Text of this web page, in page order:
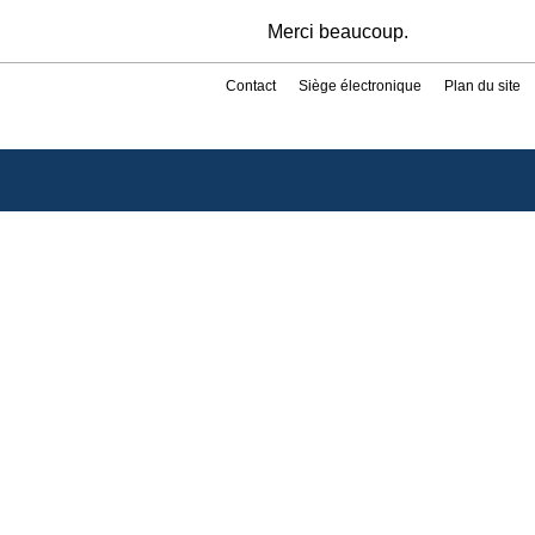
Merci beaucoup.
Contact Siège électronique Plan du site